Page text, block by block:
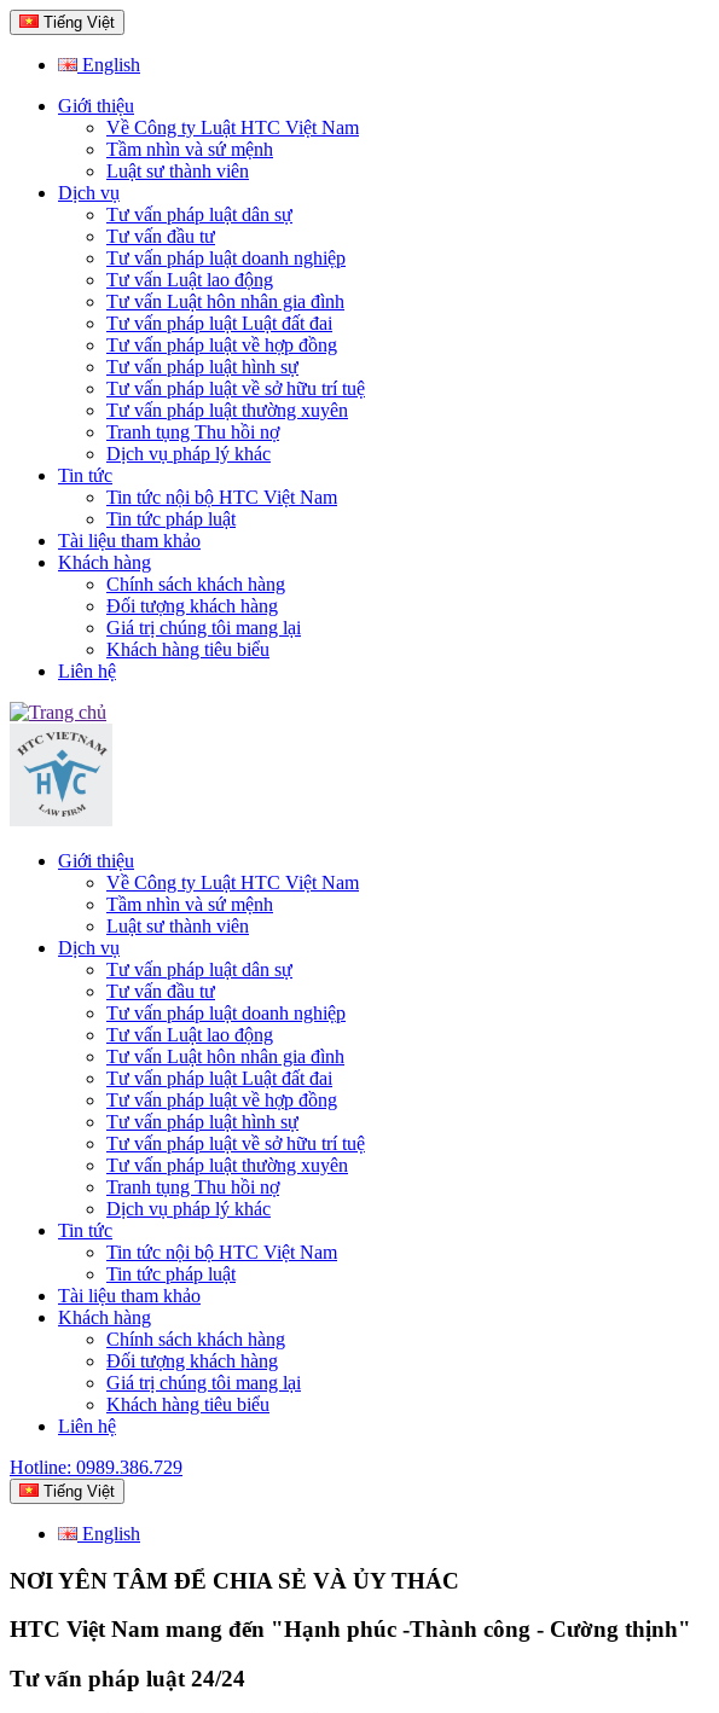
Tiếng Việt
English
Giới thiệu
Về Công ty Luật HTC Việt Nam
Tầm nhìn và sứ mệnh
Luật sư thành viên
Dịch vụ
Tư vấn pháp luật dân sự
Tư vấn đầu tư
Tư vấn pháp luật doanh nghiệp
Tư vấn Luật lao động
Tư vấn Luật hôn nhân gia đình
Tư vấn pháp luật Luật đất đai
Tư vấn pháp luật về hợp đồng
Tư vấn pháp luật hình sự
Tư vấn pháp luật về sở hữu trí tuệ
Tư vấn pháp luật thường xuyên
Tranh tụng Thu hồi nợ
Dịch vụ pháp lý khác
Tin tức
Tin tức nội bộ HTC Việt Nam
Tin tức pháp luật
Tài liệu tham khảo
Khách hàng
Chính sách khách hàng
Đối tượng khách hàng
Giá trị chúng tôi mang lại
Khách hàng tiêu biểu
Liên hệ
Giới thiệu
Về Công ty Luật HTC Việt Nam
Tầm nhìn và sứ mệnh
Luật sư thành viên
Dịch vụ
Tư vấn pháp luật dân sự
Tư vấn đầu tư
Tư vấn pháp luật doanh nghiệp
Tư vấn Luật lao động
Tư vấn Luật hôn nhân gia đình
Tư vấn pháp luật Luật đất đai
Tư vấn pháp luật về hợp đồng
Tư vấn pháp luật hình sự
Tư vấn pháp luật về sở hữu trí tuệ
Tư vấn pháp luật thường xuyên
Tranh tụng Thu hồi nợ
Dịch vụ pháp lý khác
Tin tức
Tin tức nội bộ HTC Việt Nam
Tin tức pháp luật
Tài liệu tham khảo
Khách hàng
Chính sách khách hàng
Đối tượng khách hàng
Giá trị chúng tôi mang lại
Khách hàng tiêu biểu
Liên hệ
Hotline: 0989.386.729
Tiếng Việt
English
NƠI YÊN TÂM ĐỂ CHIA SẺ VÀ ỦY THÁC
HTC Việt Nam mang đến "Hạnh phúc -Thành công - Cường thịnh"
Tư vấn pháp luật 24/24